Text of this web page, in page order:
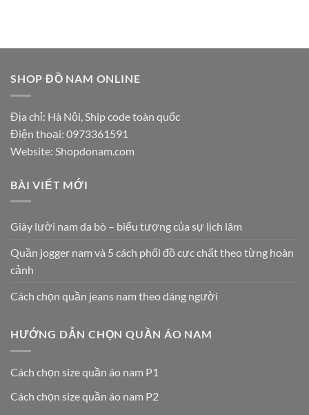
SHOP ĐỒ NAM ONLINE
Địa chỉ: Hà Nội, Ship code toàn quốc
Điện thoại: 0973361591
Website: Shopdonam.com
BÀI VIẾT MỚI
Giày lười nam da bò – biểu tượng của sự lịch lãm
Quần jogger nam và 5 cách phối đồ cực chất theo từng hoàn
cảnh
Cách chọn quần jeans nam theo dáng người
HƯỚNG DẪN CHỌN QUẦN ÁO NAM
Cách chọn size quần áo nam P1
Cách chọn size quần áo nam P2